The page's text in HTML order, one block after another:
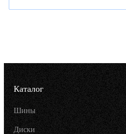
Каталог
Шины
Диски